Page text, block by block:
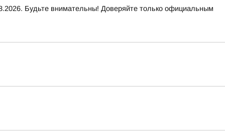
Будьте внимательны! Доверяйте только официальным